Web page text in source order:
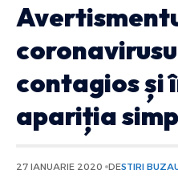
contagios și
apariția
27 IANUARIE 2020 DESTIRI